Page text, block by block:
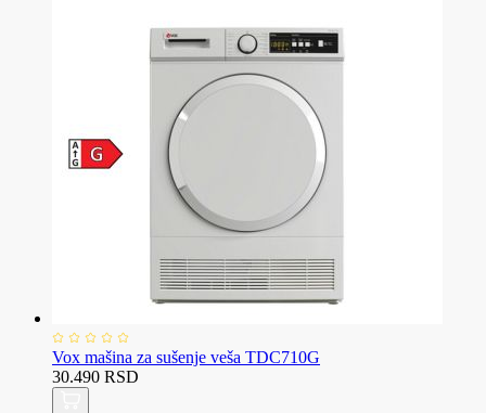
Vox mašina za sušenje veša TDC710G
30.490 RSD